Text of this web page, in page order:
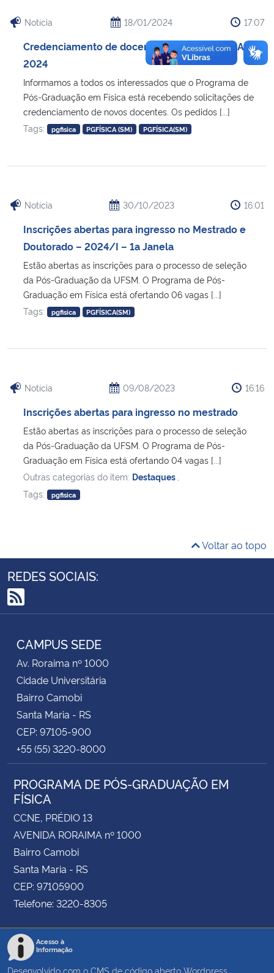
Notícia 18/01/2024 17:07
Credenciamento de docentes no PGFISICA – Ano
2024
Informamos a todos os interessados que o Programa de
Pós-Graduação em Física está recebendo solicitações de
credenciamento de novos docentes. Os pedidos [...]
Tags:
pgfisica PGFÍSICA (SM) PGFÍSICA(SM)
Notícia 30/10/2023 16:01
Inscrições abertas para ingresso no Mestrado e
Doutorado – 2024/I – 1a Janela
Estão abertas as inscrições para o processo de seleção
da Pós-Graduação da UFSM. O Programa de Pós-
Graduação em Física está ofertando 06 vagas [...]
Tags:
pgfisica PGFÍSICA(SM)
Notícia 09/08/2023 16:16
Inscrições abertas para ingresso no mestrado
Estão abertas as inscrições para o processo de seleção
da Pós-Graduação da UFSM. O Programa de Pós-
Graduação em Física está ofertando 04 vagas [...]
Outras categorias do item: Destaques
Tags:
pgfisica
Voltar ao topo
REDES SOCIAIS:
RSS
CAMPUS SEDE
Av. Roraima nº 1000
Cidade Universitária
Bairro Camobi
Santa Maria - RS
CEP: 97105-900
+55 (55) 3220-8000
PROGRAMA DE PÓS-GRADUAÇÃO EM
FÍSICA
CCNE, PRÉDIO 13
AVENIDA RORAIMA nº 1000
Bairro Camobi
Santa Maria - RS
CEP: 97105900
Telefone: 3220-8305
Acesso à
Informação
Desenvolvido com o CMS de código aberto Wordpress